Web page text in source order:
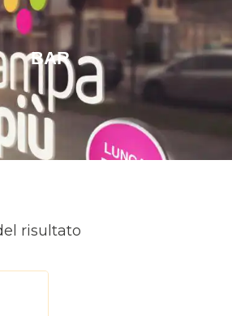
BAR
risultato